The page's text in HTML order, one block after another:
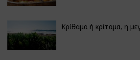
Κρίθαμα ή κρίταμα, η